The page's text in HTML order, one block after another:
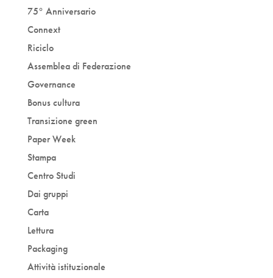
75° Anniversario
Connext
Riciclo
Assemblea di Federazione
Governance
Bonus cultura
Transizione green
Paper Week
Stampa
Centro Studi
Dai gruppi
Carta
Lettura
Packaging
Attività istituzionale